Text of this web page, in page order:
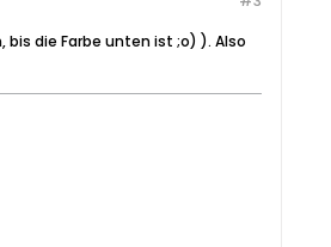
bis die Farbe unten ist ;o) ). Also